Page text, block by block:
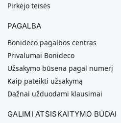
Pirkėjo teisės
PAGALBA
Bonideco pagalbos centras
Privalumai Bonideco
Užsakymo būsena pagal numerį
Kaip pateikti užsakymą
Dažnai užduodami klausimai
GALIMI ATSISKAITYMO BŪDAI